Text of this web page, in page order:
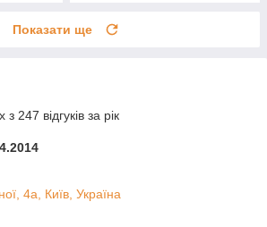
Показати ще
247 відгуків за рік
4а, Київ, Україна